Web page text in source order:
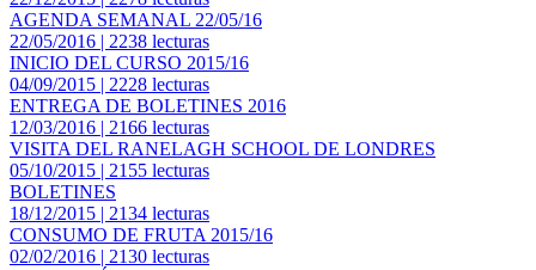
AGENDA SEMANAL 22/05/16
22/05/2016 | 2238 lecturas
INICIO DEL CURSO 2015/16
04/09/2015 | 2228 lecturas
ENTREGA DE BOLETINES 2016
12/03/2016 | 2166 lecturas
VISITA DEL RANELAGH SCHOOL DE LONDRES
05/10/2015 | 2155 lecturas
BOLETINES
18/12/2015 | 2134 lecturas
CONSUMO DE FRUTA 2015/16
02/02/2016 | 2130 lecturas